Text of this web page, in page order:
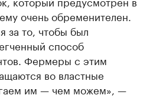
очень обременителен.
за то, чтобы был
способ
Фермеры с этим
во властные
им — чем можем», —